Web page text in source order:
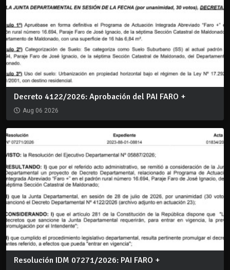
Decreto 4122/2026: Aprobación del PAI FARO +
Aug 06 2026
Resolución IDM 07271/2026: PAI FARO +